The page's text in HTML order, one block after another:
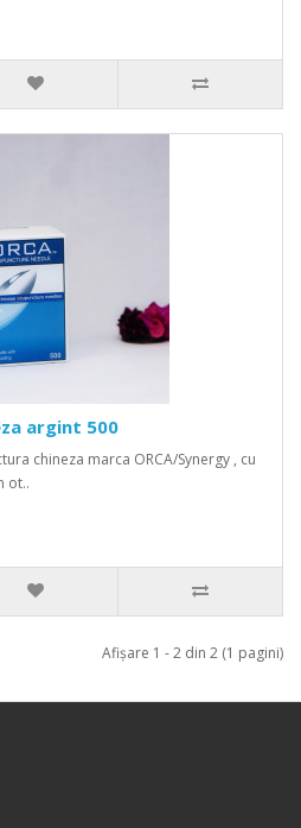
argint 500
chineza marca ORCA/Synergy , cu
ot..
Afişare 1 - 2 din 2 (1 pagini)